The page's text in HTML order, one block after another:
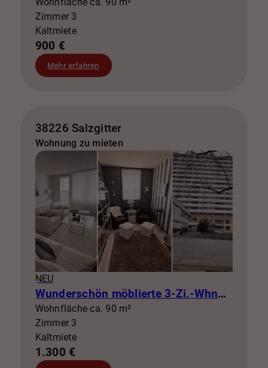
Zimmer 3
Kaltmiete
900 €
Mehr erfahren
38226 Salzgitter
Wohnung zu mieten
NEU
Wunderschön möblierte 3-Zi.-Whng mit Balkon zur Miete! SZ-Lebenstedt
Wohnfläche ca. 90 m²
Zimmer 3
Kaltmiete
1.300 €